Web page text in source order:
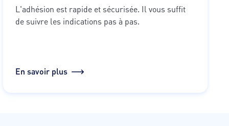
L'adhésion est rapide et sécurisée. Il vous suffit
de suivre les indications pas à pas.
En savoir plus